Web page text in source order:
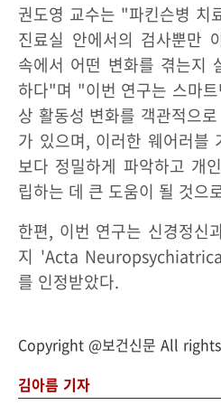
권도영 교수는 "파킨슨병 치
진료실 안에서의 검사뿐만
속에서 어떤 변화를 겪는지
하다"며 "이번 연구는 스마
상 활동성 변화를 객관적으
가 있으며, 이러한 웨어러블
보다 정밀하게 파악하고 개
립하는 데 큰 도움이 될 것으
한편, 이번 연구는 신경정신
지 'Acta
를 인정받았다.
Copyright @보건신문 All
김아름 기자